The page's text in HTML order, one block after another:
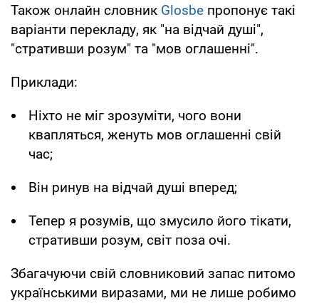
Також онлайн словник Glosbe пропонує такі
варіанти перекладу, як "на відчай душі",
"стративши розум" та "мов оглашенні".
Приклади:
Ніхто не міг зрозуміти, чого вони
квапляться, женуть мов оглашенні свій
час;
Він ринув на відчай душі вперед;
Тепер я розумів, що змусило його тікати,
стративши розум, світ поза очі.
Збагачуючи свій словниковий запас питомо
українськими виразами, ми не лише робимо